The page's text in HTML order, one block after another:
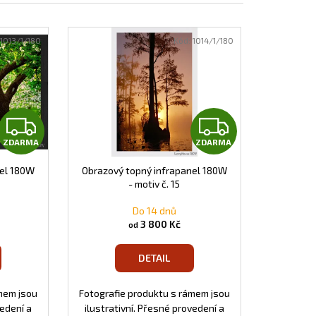
Z
D
ZDARMA
180W
jsou
a
1013/1/180
Z
D
ZDARMA
Obrazový topný infrapanel 180W
- motiv č. 15
Do 14 dnů
od3 800 Kč
DETAIL
Fotografie produktu s rámem jsou
ilustrativní. Přesné provedení a
Kód: 1014/1/180
S OBRAZEM - 138